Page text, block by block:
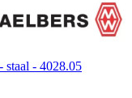
staal - 4028.05